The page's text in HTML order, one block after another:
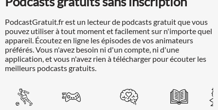
PodcastGratuit.fr est un lecteur de podcasts gratuit que vous
pouvez utiliser à tout moment et facilement sur n'importe quel
appareil. Écoutez en ligne les épisodes de vos animateurs
préférés. Vous n'avez besoin ni d'un compte, ni d'une
application, et vous n'avez rien à télécharger pour écouter les
meilleurs podcasts gratuits.